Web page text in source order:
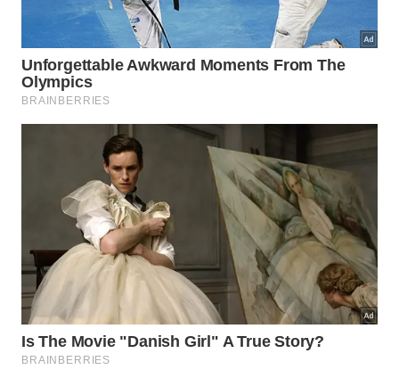
borracha. Execute esse processo com bastante
atenção e cuidado para não rasgar o material
flexível, garantindo que a vedação continue
funcionando perfeitamente contra a
quente.
Considere os seguintes cuidados diários para
preservar a vedação:
Evite puxar a borracha com força durante o
manuseio;
Mantenha as canaletas livres de farelos ou
pequenos resíduos;
Limpe imediatamente caso escorra algum líquido
gorduroso.